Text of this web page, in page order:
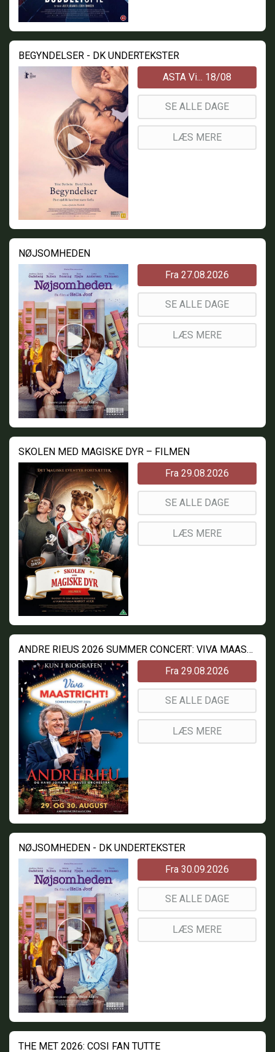
BEGYNDELSER - DK UNDERTEKSTER
ASTA Vi... 18/08
SE ALLE DAGE
LÆS MERE
NØJSOMHEDEN
Fra 27.08.2026
SE ALLE DAGE
LÆS MERE
SKOLEN MED MAGISKE DYR – FILMEN
Fra 29.08.2026
SE ALLE DAGE
LÆS MERE
ANDRE RIEUS 2026 SUMMER CONCERT: VIVA MAASTRICHT!
Fra 29.08.2026
SE ALLE DAGE
LÆS MERE
NØJSOMHEDEN - DK UNDERTEKSTER
Fra 30.09.2026
SE ALLE DAGE
LÆS MERE
THE MET 2026: COSI FAN TUTTE